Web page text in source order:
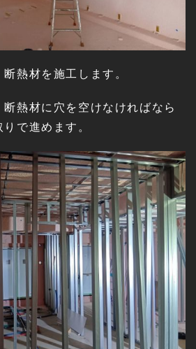
熱材を施工します。
熱材に穴を空けなければなら
で進めます。